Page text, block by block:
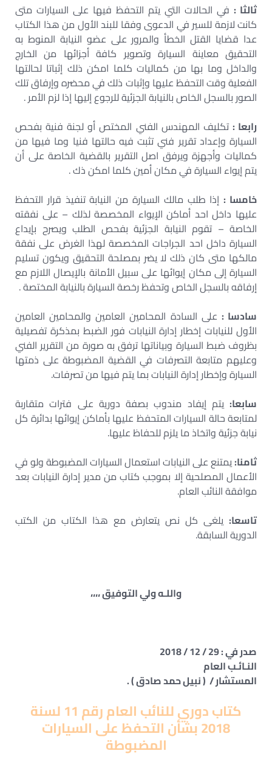
ثالثا : في الحالات التي يتم التحفظ فيها على السيارات متى
كانت لازمة للسير في الدعوى وفقا للبند الأول من هذا الكتاب
عدا قضايا القتل الخطأ والمرور على عضو النيابة المنوط به
التحقيق معاينة السيارة وتصوير كافة أجزائها من الخارج
والداخل وما بها من كماليات كلما امكن ذلك إثباتا لحالتها
الفعلية وقت التحفظ عليها وإثبات ذلك في محضره وإرفاق تلك
الصور بالسجل الخاص بالنيابة الجزئية للرجوع إليها إذا لزم الأمر .
رابعا : تكليف المهندس الفني المختص أو لجنة فنية بفحص
السيارة وإعداد تقرير فني تثبت فيه حالتها فنيا وما فيها من
كماليات وأجهزة ويرفق اصل التقرير بالقضية الخاصة على أن
يتم إيواء السيارة في مكان أمين كلما امكن ذك .
خامسا :إذا طلب مالك السيارة من النيابة تنفيذ قرار التحفظ
عليها داخل احد أماكن الإيواء المخصصة لذلك – على نفقته
الخاصة – تقوم النيابة الجزئية بفحص الطلب ويصرح بإيداع
السيارة داخل احد الجراجات المخصصة لهذا الغرض على نفقة
مالكها متى كان ذلك لا يضر بمصلحة التحقيق ويكون تسليم
السيارة إلى مكان إيوائها على سبيل الأمانة بالإيصال اللازم مع
إرفاقه بالسجل الخاص وتحفظ رخصة السيارة بالنيابة المختصة .
سادسا : على السادة المحامين العامين والمحامين العامين
الأول للنيابات إخطار إدارة النيابات فور الضبط بمذكرة تفصيلية
بظروف ضبط السيارة وبياناتها ترفق به صورة من التقرير الفني
وعليهم متابعة التصرفات في القضية المضبوطة على ذمتها
السيارة وإخطار إدارة النيابات بما يتم فيها من تصرفات.
سابعا: يتم إيفاد مندوب بصفة دورية على فترات متقاربة
لمتابعة حالة السيارات المتحفظ عليها بأماكن إيوائها بدائرة كل
نيابة جزئية واتخاذ ما يلزم للحفاظ عليها.
ثامنا:يمتنع على النيابات استعمال السيارات المضبوطة ولو في
الأعمال المصلحية إلا بموجب كتاب من مدير إدارة النيابات بعد
موافقة النائب العام.
تاسعا: يلغى كل نص يتعارض مع هذا الكتاب من الكتب
الدورية السابقة.
واللـه ولي التوفيق ،،،،
صدر في : 29 / 12 / 2018
النـائـب العام
المستشار / ( نبيل حمد صادق ) .
كتاب دوري للنائب العام رقم 11 لسنة
2018 بشأن التحفظ على السيارات
المضبوطة